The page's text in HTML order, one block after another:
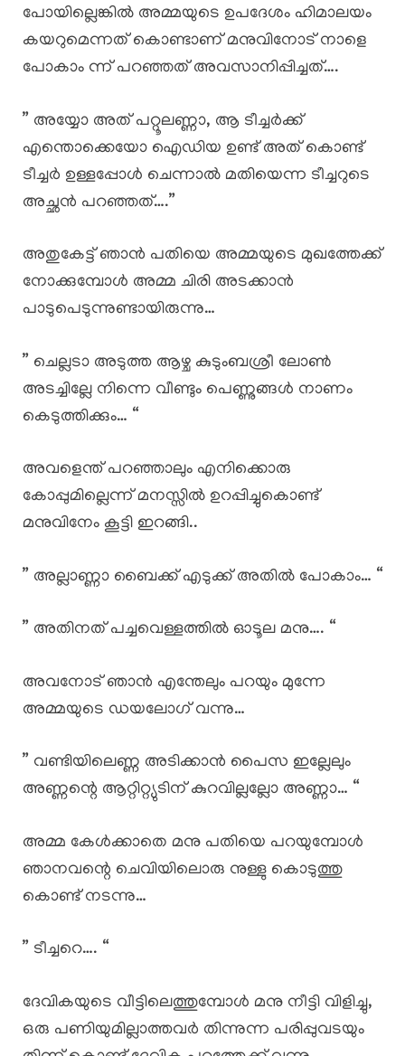
പോയില്ലെങ്കിൽ അമ്മയുടെ ഉപദേശം ഹിമാലയം
കയറുമെന്നത് കൊണ്ടാണ് മനുവിനോട് നാളെ
പോകാം ന്ന് പറഞ്ഞത് അവസാനിപ്പിച്ചത്….
” അയ്യോ അത് പറ്റൂലണ്ണാ, ആ ടീച്ചർക്ക്
എന്തൊക്കെയോ ഐഡിയ ഉണ്ട് അത് കൊണ്ട്
ടീച്ചർ ഉള്ളപ്പോൾ ചെന്നാൽ മതിയെന്ന ടീച്ചറുടെ
അച്ഛൻ പറഞ്ഞത്….”
അതുകേട്ട് ഞാൻ പതിയെ അമ്മയുടെ മുഖത്തേക്ക്
നോക്കുമ്പോൾ അമ്മ ചിരി അടക്കാൻ
പാടുപെടുന്നുണ്ടായിരുന്നു…
” ചെല്ലടാ അടുത്ത ആഴ്ച കുടുംബശ്രീ ലോൺ
അടച്ചില്ലേ നിന്നെ വീണ്ടും പെണ്ണുങ്ങൾ നാണം
കെടുത്തിക്കും… “
അവളെന്ത് പറഞ്ഞാലും എനിക്കൊരു
കോപ്പുമില്ലെന്ന് മനസ്സിൽ ഉറപ്പിച്ചുകൊണ്ട്
മനുവിനേം കൂട്ടി ഇറങ്ങി..
” അല്ലാണ്ണാ ബൈക്ക് എടുക്ക് അതിൽ പോകാം… “
” അതിനത് പച്ചവെള്ളത്തിൽ ഓടൂല മനു…. “
അവനോട് ഞാൻ എന്തേലും പറയും മുന്നേ
അമ്മയുടെ ഡയലോഗ് വന്നു…
” വണ്ടിയിലെണ്ണ അടിക്കാൻ പൈസ ഇല്ലേലും
അണ്ണന്റെ ആറ്റിറ്റ്യുടിന് കുറവില്ലല്ലോ അണ്ണാ… “
അമ്മ കേൾക്കാതെ മനു പതിയെ പറയുമ്പോൾ
ഞാനവന്റെ ചെവിയിലൊരു നുള്ളു കൊടുത്തു
കൊണ്ട് നടന്നു…
” ടീച്ചറെ…. “
ദേവികയുടെ വീട്ടിലെത്തുമ്പോൾ മനു നീട്ടി വിളിച്ചു,
ഒരു പണിയുമില്ലാത്തവർ തിന്നുന്ന പരിപ്പുവടയും